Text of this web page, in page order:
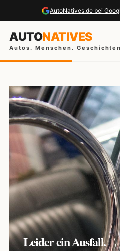
AutoNatives.de bei
AUTONATIVES
Autos. Menschen.
Leider ein Ausfall.